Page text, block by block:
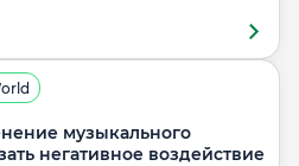
музыкального
негативное воздействие